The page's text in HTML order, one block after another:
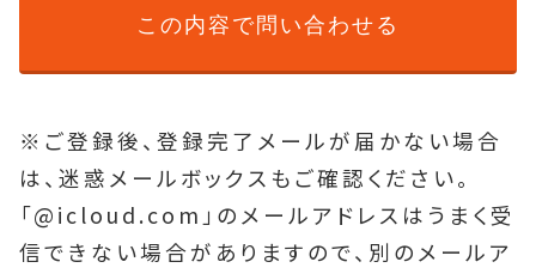
※ご登録後、登録完了メールが届かない場合
は、迷惑メールボックスもご確認ください。
「@icloud.com」のメールアドレスはうまく受
信できない場合がありますので、別のメールア